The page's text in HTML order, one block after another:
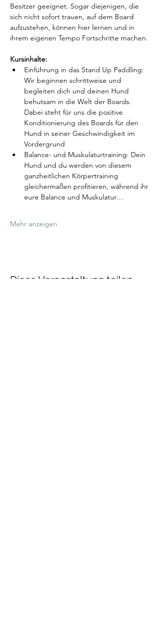
Besitzer geeignet. Sogar diejenigen, die
sich nicht sofort trauen, auf dem Board
aufzustehen, können hier lernen und in
ihrem eigenen Tempo Fortschritte machen.
Kursinhalte:
Einführung in das Stand Up Paddling:
Wir beginnen schrittweise und
begleiten dich und deinen Hund
behutsam in die Welt der Boards.
Dabei steht für uns die positive
Konditionierung des Boards für den
Hund in seiner Geschwindigkeit im
Vordergrund
Balance- und Muskulaturtraining: Dein
Hund und du werden von diesem
ganzheitlichen Körpertraining
gleichermaßen profitieren, während ihr
eure Balance und Muskulatur…
Mehr anzeigen
Diese Veranstaltung teilen